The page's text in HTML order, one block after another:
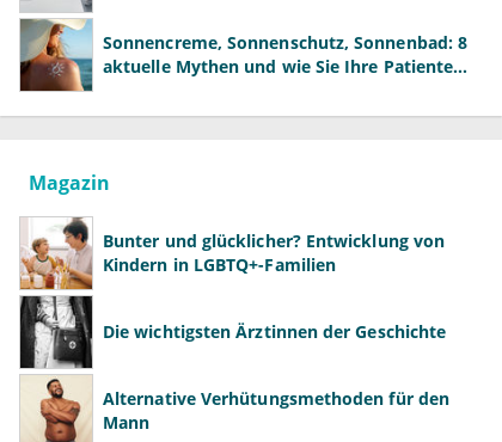
Sonnencreme, Sonnenschutz, Sonnenbad: 8
aktuelle Mythen und wie Sie Ihre Patienten
Magazin
Bunter und glücklicher? Entwicklung von
Kindern in LGBTQ+-Familien
Die wichtigsten Ärztinnen der Geschichte
Alternative Verhütungsmethoden für den
Mann